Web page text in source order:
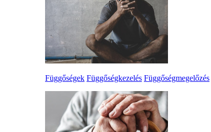
Függőségek Függőségkezelés Függőségmegelőzés